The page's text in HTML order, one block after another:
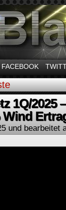
Stromausfall
FACEBOOK
1Q/2025
Wind
und bearbeitet